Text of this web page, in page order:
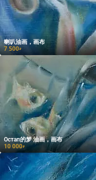
喇叭油画，画布
7 500₽
Остап的梦 油画，画布
10 000₽